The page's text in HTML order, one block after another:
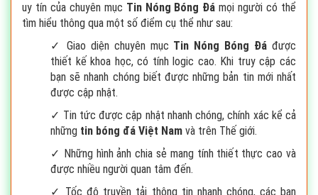
uy tín của chuyên mục Tin Nóng Bóng Đá mọi người có thể
tìm hiểu thông qua một số điểm cụ thể như sau:
✓ Giao diện chuyên mục Tin Nóng Bóng Đá được
thiết kế khoa học, có tính logic cao. Khi truy cập các
bạn sẽ nhanh chóng biết được những bản tin mới nhất
được cập nhật.
✓ Tin tức được cập nhật nhanh chóng, chính xác kể cả
những tin bóng đá Việt Nam và trên Thế giới.
✓ Những hình ảnh chia sẻ mang tính thiết thực cao và
được nhiều người quan tâm đến.
✓ Tốc độ truyền tải thông tin nhanh chóng, các bạn